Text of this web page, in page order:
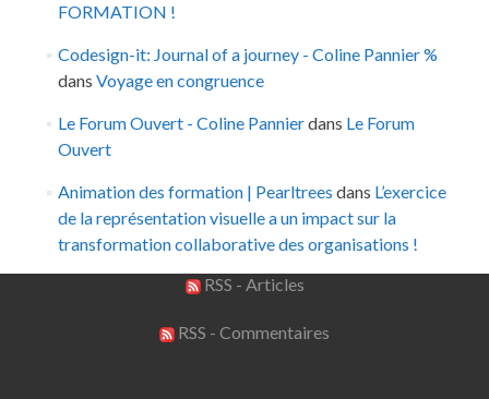
FORMATION !
Codesign-it: Journal of a journey - Coline Pannier %
dans Voyage en congruence
Le Forum Ouvert - Coline Pannierdans Le Forum
Ouvert
Animation des formation | Pearltrees dans L’exercice
de la représentation visuelle a un impact sur la
transformation collaborative des organisations !
RSS - Articles
RSS - Commentaires